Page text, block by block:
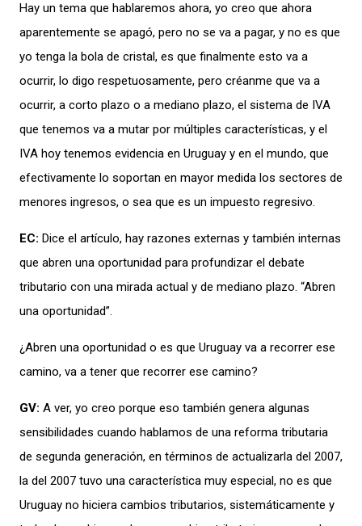
Hay un tema que hablaremos ahora, yo creo que ahora
aparentemente se apagó, pero no se va a pagar, y no es que
yo tenga la bola de cristal, es que finalmente esto va a
ocurrir, lo digo respetuosamente, pero créanme que va a
ocurrir, a corto plazo o a mediano plazo, el sistema de IVA
que tenemos va a mutar por múltiples características, y el
IVA hoy tenemos evidencia en Uruguay y en el mundo, que
efectivamente lo soportan en mayor medida los sectores de
menores ingresos, o sea que es un impuesto regresivo.
EC: Dice el artículo, hay razones externas y también internas
que abren una oportunidad para profundizar el debate
tributario con una mirada actual y de mediano plazo. “Abren
una oportunidad”.
¿Abren una oportunidad o es que Uruguay va a recorrer ese
camino, va a tener que recorrer ese camino?
GV: A ver, yo creo porque eso también genera algunas
sensibilidades cuando hablamos de una reforma tributaria
de segunda generación, en términos de actualizarla del 2007,
la del 2007 tuvo una característica muy especial, no es que
Uruguay no hiciera cambios tributarios, sistemáticamente y